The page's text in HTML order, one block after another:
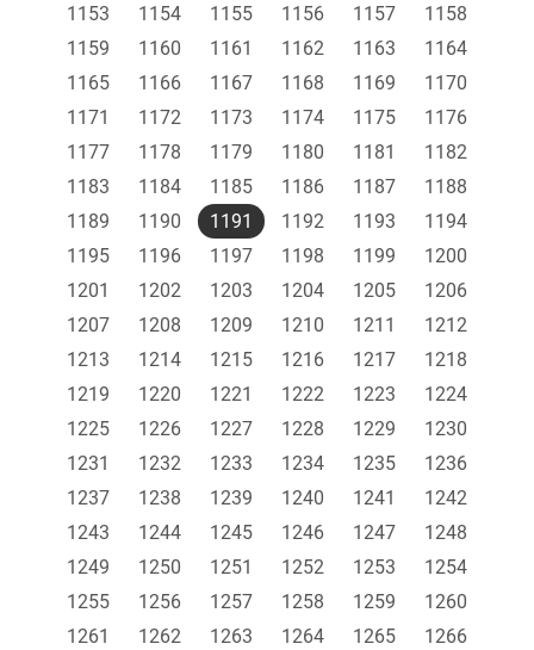
1153 1154 1155 1156 1157
1158
1159
1160 1161 1162 1163
1164
1165
1166 1167 1168 1169
1170
1171
1172 1173 1174 1175
1176
1177
1178 1179 1180 1181
1182
1183
1184 1185 1186 1187
1188
1189
1190 1191 1192 1193
1194
1195
1196 1197 1198 1199
1200
1201
1202 1203 1204 1205
1206
1207
1208 1209 1210 1211
1212
1213
1214 1215 1216 1217
1218
1219
1220 1221 1222 1223
1224
1225
1226 1227 1228 1229
1230
1231
1232 1233 1234 1235
1236
1237
1238 1239 1240 1241
1242
1243
1244 1245 1246 1247
1248
1249
1250 1251 1252 1253
1254
1255
1256 1257 1258 1259
1260
1261
1262 1263 1264 1265
1266